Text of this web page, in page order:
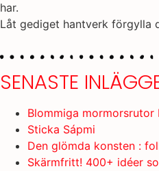
har.
Låt gediget hantverk förgylla
SENASTE
Blommiga
Sticka Sápmi
Den glömda konsten :
Skärmfritt! 400+ idéer